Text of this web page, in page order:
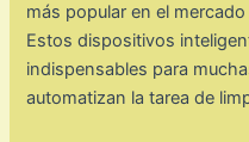
más popular en el
Estos dispositivos
indispensables para
automatizan la tarea de